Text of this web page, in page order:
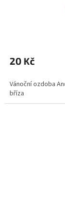
20 Kč
Vánoční ozdoba
bříza